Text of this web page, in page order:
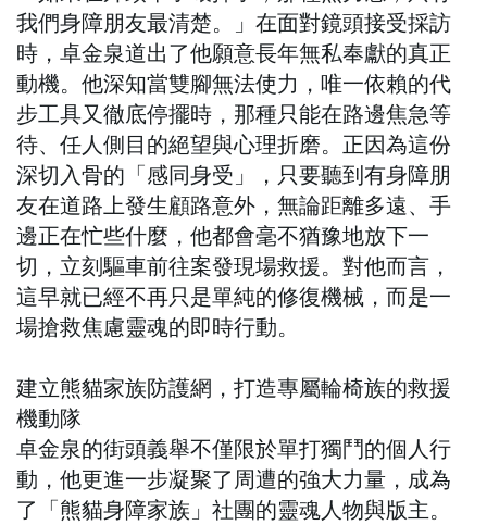
我們身障朋友最清楚。」在面對鏡頭接受採訪
時，卓金泉道出了他願意長年無私奉獻的真正
動機。他深知當雙腳無法使力，唯一依賴的代
步工具又徹底停擺時，那種只能在路邊焦急等
待、任人側目的絕望與心理折磨。正因為這份
深切入骨的「感同身受」，只要聽到有身障朋
友在道路上發生顧路意外，無論距離多遠、手
邊正在忙些什麼，他都會毫不猶豫地放下一
切，立刻驅車前往案發現場救援。對他而言，
這早就已經不再只是單純的修復機械，而是一
場搶救焦慮靈魂的即時行動。
建立熊貓家族防護網，打造專屬輪椅族的救援
機動隊
卓金泉的街頭義舉不僅限於單打獨鬥的個人行
動，他更進一步凝聚了周遭的強大力量，成為
了「熊貓身障家族」社團的靈魂人物與版主。